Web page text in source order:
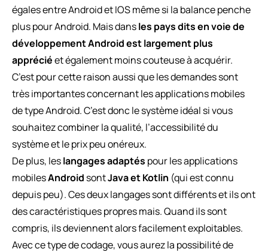
égales entre Android et IOS même si la balance penche
plus pour Android. Mais dansles pays dits en voie de
développement Android est largement plus
appréciéet également moins couteuse à acquérir.
C’est pour cette raison aussi que les demandes sont
très importantes concernant les applications mobiles
de type Android. C’est donc le système idéal si vous
souhaitez combiner la qualité, l’accessibilité du
système et le prix peu onéreux.
De plus, leslangages adaptés pour les applications
mobilesAndroid sontJava et Kotlin (qui est connu
depuis peu). Ces deux langages sont différents et ils ont
des caractéristiques propres mais. Quand ils sont
compris, ils deviennent alors facilement exploitables.
Avec ce type de codage, vous aurez la possibilité de